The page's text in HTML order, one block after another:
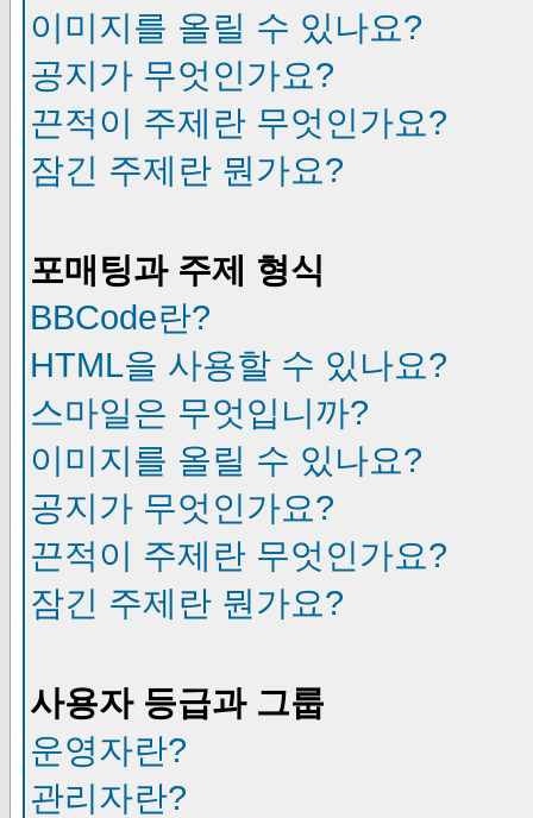
이미지를 올릴 수 있나요?
공지가 무엇인가요?
끈적이 주제란 무엇인가요?
잠긴 주제란 뭔가요?
포매팅과 주제 형식
BBCode란?
HTML을 사용할 수 있나요?
스마일은 무엇입니까?
이미지를 올릴 수 있나요?
공지가 무엇인가요?
끈적이 주제란 무엇인가요?
잠긴 주제란 뭔가요?
사용자 등급과 그룹
운영자란?
관리자란?